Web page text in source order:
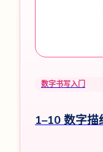
数字书写入门
1–10 数字